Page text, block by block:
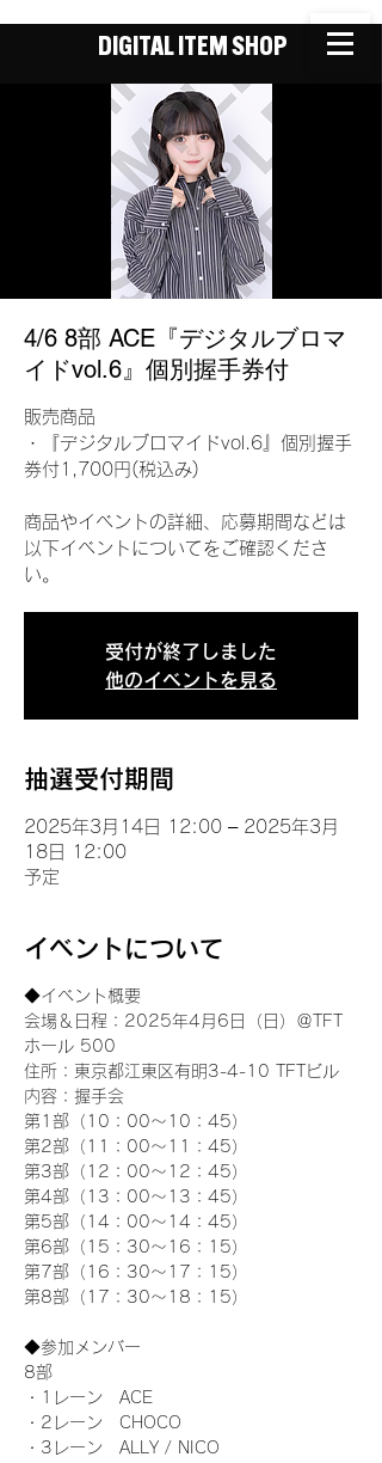
DIGITAL ITEM SHOP
4/6 8部 ACE『デジタルブロマ
イドvol.6』個別握手券付
販売商品
・『デジタルブロマイドvol.6』個別握手
券付1,700円(税込み)
商品やイベントの詳細、応募期間などは
以下イベントについてをご確認くださ
い。
受付が終了しました
他のイベントを見る
抽選受付期間
2025年3月14日 12:00 – 2025年3月
18日 12:00
予定
イベントについて
◆イベント概要
会場＆日程：2025年4月6日（日）＠TFT
ホール 500
住所：東京都江東区有明3-4-10 TFTビル
内容：握手会
第1部（10：00～10：45）
第2部（11：00～11：45）
第3部（12：00～12：45）
第4部（13：00～13：45）
第5部（14：00～14：45）
第6部（15：30～16：15）
第7部（16：30～17：15）
第8部（17：30～18：15）
◆参加メンバー
8部
・1レーン　ACE
・2レーン　CHOCO
・3レーン　ALLY / NICO